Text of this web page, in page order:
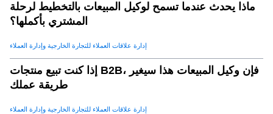
ماذا يحدث عندما تسمح لوكيل المبيعات بالتخطيط لرحلة
المشتري بأكملها؟
إدارة علاقات العملاء للتجارة الخارجية وإدارة العملاء
إذا كنت تبيع منتجات B2B، فإن وكيل المبيعات هذا سيغير
طريقة عملك
إدارة علاقات العملاء للتجارة الخارجية وإدارة العملاء